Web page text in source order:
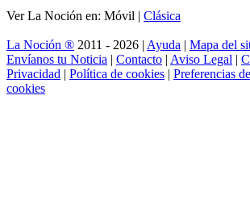
Ver La Noción en: Móvil | Clásica
La Noción ® 2011 - 2026 | Ayuda | Mapa del
Envíanos tu Noticia | Contacto | Aviso Legal |
Privacidad | Política de cookies | Preferencias
cookies